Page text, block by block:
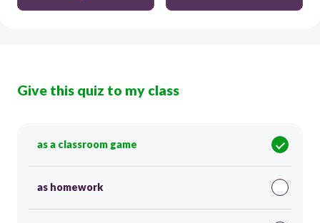
Give this quiz to my class
as a classroom game
as homework